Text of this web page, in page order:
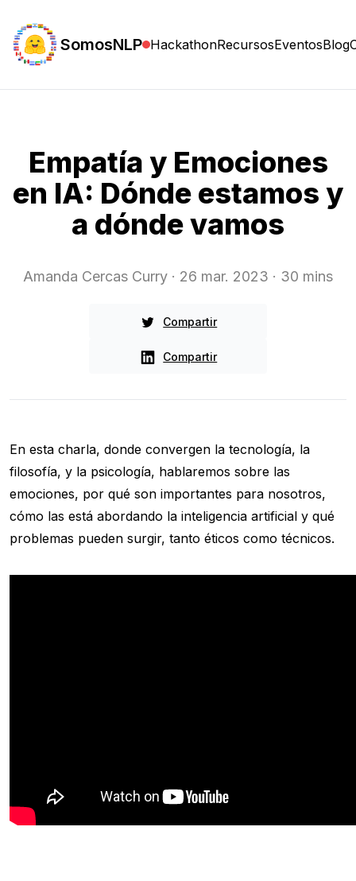
SomosNLP HackathonRecursosEventosBlog
Empatía y Emociones
en IA: Dónde estamos y
a dónde vamos
Amanda Cercas Curry · 26 mar. 2023 · 30 mins
Compartir
Compartir
En esta charla, donde convergen la tecnología, la
filosofía, y la psicología, hablaremos sobre las
emociones, por qué son importantes para nosotros,
cómo las está abordando la inteligencia artificial y qué
problemas pueden surgir, tanto éticos como técnicos.